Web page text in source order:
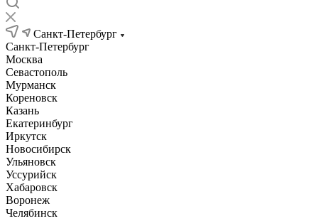
Санкт-Петербург
Санкт-Петербург
Москва
Севастополь
Мурманск
Кореновск
Казань
Екатеринбург
Иркутск
Новосибирск
Ульяновск
Уссурийск
Хабаровск
Воронеж
Челябинск